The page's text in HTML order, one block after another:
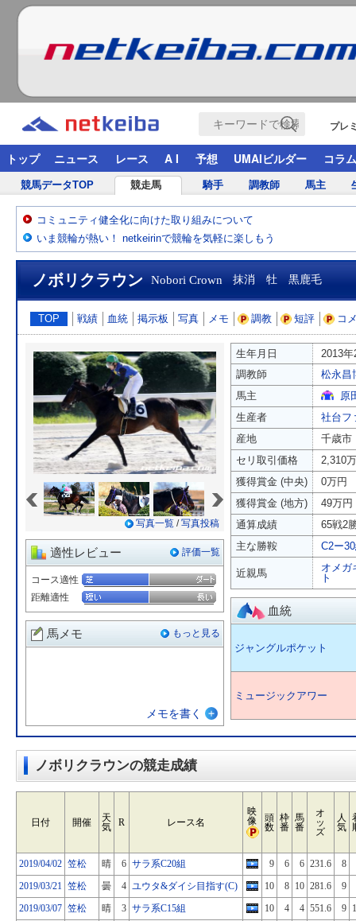
プレ
トップ ニュース レース A I 予想 UMAIビルダー コラム
競馬データTOP 競走馬 騎手 調教師 馬主
コミュニティ健全化に向けた取り組みについて
いま競輪が熱い！ netkeirinで競輪を気軽に楽しもう
ノボリクラウン Nobori Crown 抹消 牡 黒鹿毛
TOP 戦績 血統 掲示板 写真 メモ 調教 短評 コ
写真一覧 /写真投稿
適性レビュー 評価一覧
コース適性
距離適性
馬メモ もっと見る
メモを書く
生年月日
2013
調教師
松永昌
馬主
原
生産者
社台フ
産地
千歳市
セリ取引価格
2,310
獲得賞金 (中央)
0万円
獲得賞金 (地方)
49万円
通算成績
65戦2
主な勝鞍
C2ー
近親馬
オメガ
ト
血統
ジャングルポケット
ミュージックアワー
ノボリクラウンの競走成績
日付 開催
天
気
R レース名
映
像
頭
数
枠
番
馬
番
オ
ッ
ズ
人
気
2019/04/02 笠松 晴 6 サラ系C20組 9 6 6 231.6
8
2019/03/21 笠松 曇 4 ユウタ&ダイシ目指す(C) 10 8 10 281.6
9
2019/03/07 笠松 晴 3 サラ系C15組 10 4 4 551.6 9